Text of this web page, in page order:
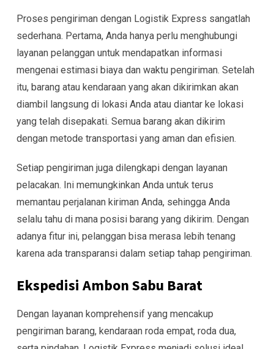
Proses pengiriman dengan Logistik Express sangatlah
sederhana. Pertama, Anda hanya perlu menghubungi
layanan pelanggan untuk mendapatkan informasi
mengenai estimasi biaya dan waktu pengiriman. Setelah
itu, barang atau kendaraan yang akan dikirimkan akan
diambil langsung di lokasi Anda atau diantar ke lokasi
yang telah disepakati. Semua barang akan dikirim
dengan metode transportasi yang aman dan efisien.
Setiap pengiriman juga dilengkapi dengan layanan
pelacakan. Ini memungkinkan Anda untuk terus
memantau perjalanan kiriman Anda, sehingga Anda
selalu tahu di mana posisi barang yang dikirim. Dengan
adanya fitur ini, pelanggan bisa merasa lebih tenang
karena ada transparansi dalam setiap tahap pengiriman.
Ekspedisi Ambon Sabu Barat
Dengan layanan komprehensif yang mencakup
pengiriman barang, kendaraan roda empat, roda dua,